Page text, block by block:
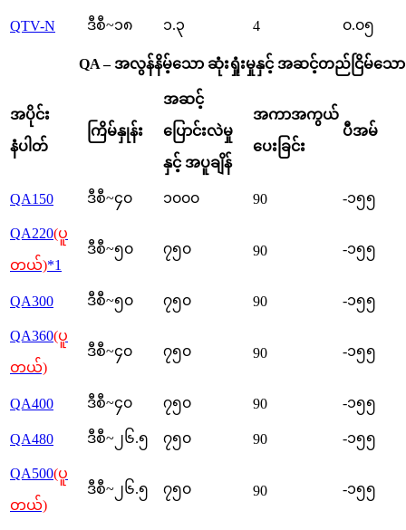
QTV-N ဒီစီ~၁၈ ၁.၃ 4 ၀.၀၅
QA – အလွန်နိမ့်သော ဆုံးရှုံးမှုနှင့် အဆင့်တည်ငြိမ်သော
အပိုင်း
နံပါတ်
ကြိမ်နှုန်း
အဆင့်
ပြောင်းလဲမှု
နှင့် အပူချိန်
အကာအကွယ်
ပေးခြင်း
ပီအမ်
QA150 ဒီစီ~၄၀ ၁၀၀၀ 90 -၁၅၅
QA220(ပူ
တယ်)*1
ဒီစီ~၅၀ ၇၅၀ 90 -၁၅၅
QA300 ဒီစီ~၅၀ ၇၅၀ 90 -၁၅၅
QA360(ပူ
တယ်)
ဒီစီ~၄၀ ၇၅၀ 90 -၁၅၅
QA400 ဒီစီ~၄၀ ၇၅၀ 90 -၁၅၅
QA480 ဒီစီ~၂၆.၅ ၇၅၀ 90 -၁၅၅
QA500(ပူ
တယ်)
ဒီစီ~၂၆.၅ ၇၅၀ 90 -၁၅၅